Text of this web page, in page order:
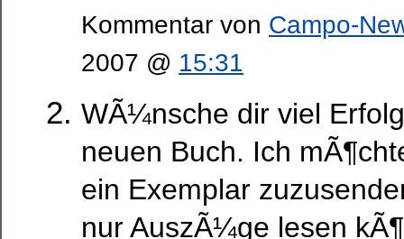
Kommentar von Campo-
2007 @ 15:31
WÃ¼nsche dir viel
neuen Buch. Ich
ein Exemplar
nur AuszÃ¼ge lesen